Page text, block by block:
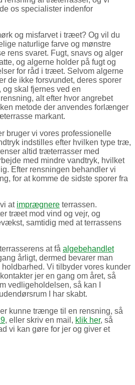
os specialister indenfor
og misfarvet i træet? Og vil du
naturlige farve og mønstre
rens svaret. Fugt, snavs og alger
og algerne holder på fugt og
for råd i træet. Selvom algerne
de ikke forsvundet, deres sporer
skal fjernes ved en
alt efter hvor angrebet
metode der anvendes forlænger
markant.
bruger vi vores professionelle
indstilles efter hvilken type træ,
altid træterrasser med
med mindre vandtryk, hvilket
Efter rensningen behandler vi
for at komme de sidste sporer fra
at imprægnere terrassen.
træet mod vind og vejr, og
samtidig med at terrassens
at få algebehandlet
årligt, dermed bevarer man
Vi tilbyder vores kunder
jer en gang om året, så
vedligeholdelsen, så kan I
I har skabt.
kunne trænge til en rensning, så
, eller skriv en mail, klik her, så
vi kan gøre for jer og giver et